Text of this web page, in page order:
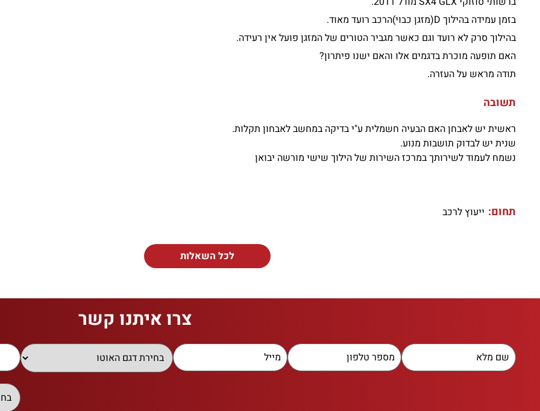
בזמן עמידה בהילוך D(מזגן כבוי)הרכב רועד מאוד.
בהילוך סרק לא רועד וגם כאשר מגביר הטורים של המזגן פועל אין רעידה.
האם תופעה מוכרת בדגמים אלו והאם ישנו פיתרון?
תודה מראש על העזרה.
תשובה
ראשית יש לאבחן האם הבעיה חשמלית ע"י בדיקה במחשב לאבחון תקלות.
שנית יש לבדוק תושבות מנוע.
נשמח לעמוד לשירותך במרכז השירות של הילוך שישי מורשה יבואן
תחום: ייעוץ לרכב
לכל השאלות
צרו איתנו קשר